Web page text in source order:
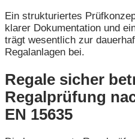
Ein strukturiertes
klarer Dokumentation und
trägt wesentlich zur
Regalanlagen bei.
Regale sicher
Regalprüfung
EN 15635